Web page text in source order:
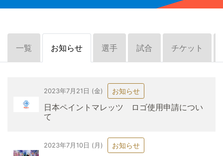
一覧 お知らせ 選手 試合 チケット
2023年7月21日 (金) お知らせ
日本ペイントマレッツ ロゴ使用申請につい
て
2023年7月10日 (月) お知らせ